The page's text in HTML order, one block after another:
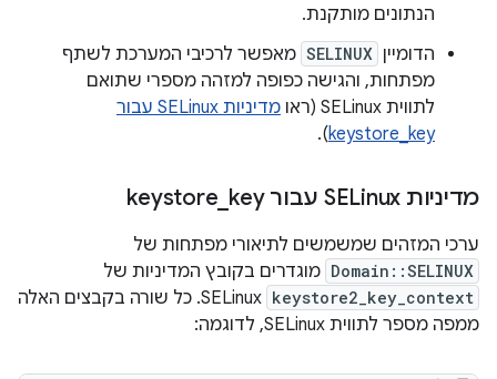
הנתונים מותקנת.
הדומיין SELINUX מאפשר לרכיבי המערכת לשתף
מפתחות, והגישה כפופה למזהה מספרי שתואם
לתווית SELinux (ראו
מדיניות SELinux עבור
keystore_key
).
מדיניות SELinux עבור keystore key
ערכי המזהים שמשמשים לתיאורי מפתחות של
Domain::SELINUX מוגדרים בקובץ המדיניות של
keystore2_key_context
SELinux. כל שורה בקבצים האלה
ממפה מספר לתווית SELinux, לדוגמה: